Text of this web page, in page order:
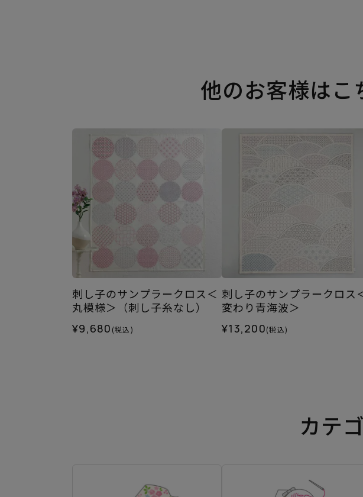
他のお客様はこ
刺し子のサンプラークロス＜
丸模様＞（刺し子糸なし）
¥9,680 (税込)
刺し子のサンプラークロス
変わり青海波＞
¥13,200(税込)
カテ